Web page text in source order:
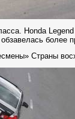
Honda
более
Страны